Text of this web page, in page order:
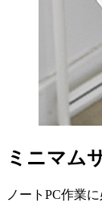
ミニマム
ノートPC作業